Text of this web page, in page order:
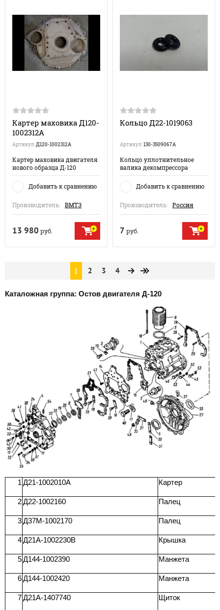
Картер маховика Д120-
1002312А
Артикул:Д120-1002312А
Картер маховика двигателя
нового образца Д-120
Добавить к сравнению
Производитель: ВМТЗ
13 980 руб.
Кольцо Д22-1019063
Артикул:130-3509067A
Кольцо уплотнительное
валика декомпрессора
Добавить к сравнению
Производитель: Россия
7 руб.
1 2 3 4
Каталожная группа: Остов двигателя Д-120
1 Д21-1002010А Картер
2Д22-1002160 Палец
3Д37М-1002170 Палец
4Д21А-1002230В Крышка
5Д144-1002390 Манжета
6Д144-1002420 Манжета
7Д21А-1407740 Щиток